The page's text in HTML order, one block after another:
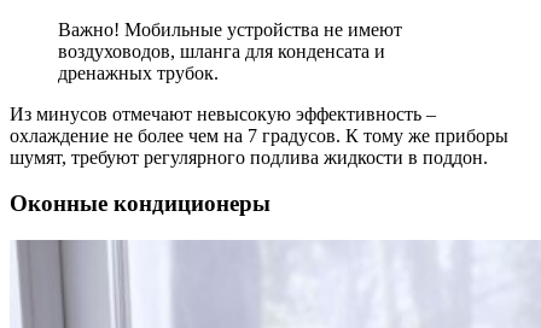
Важно! Мобильные устройства не имеют
воздуховодов, шланга для конденсата и
дренажных трубок.
Из минусов отмечают невысокую эффективность –
охлаждение не более чем на 7 градусов. К тому же приборы
шумят, требуют регулярного подлива жидкости в поддон.
Оконные кондиционеры